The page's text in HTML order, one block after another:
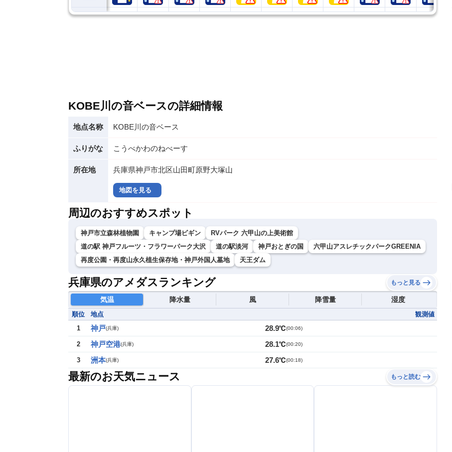
KOBE川の音ベースの詳細情報
地点名称 KOBE川の音ベース
ふりがな こうべかわのねべーす
所在地 兵庫県神戸市北区山田町原野大塚山
地図を見る
周辺のおすすめスポット
神戸市立森林植物園 キャンプ場ビギン
RVパーク 六甲山の上美術館
道の駅 神戸フルーツ・フラワーパーク大沢
道の駅淡河 神戸おとぎの国
六甲山アスレチックパークGREENIA
再度公園・再度山永久植生保存地・神戸外国人墓地
天王ダム
兵庫県のアメダスランキング もっと見る
気温 降水量 風 降雪量 湿度
順位 地点
観測値
1
神戸(兵庫) 28.9℃(00:06)
2 神戸空港(兵庫) 28.1℃(00:20)
3 洲本(兵庫) 27.6℃(00:18)
最新のお天気ニュース もっと読む